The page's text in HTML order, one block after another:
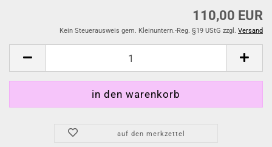
110,00 EUR
Kein Steuerausweis gem. Kleinuntern.-Reg. §19 UStG zzgl. Versand
auf den merkzettel